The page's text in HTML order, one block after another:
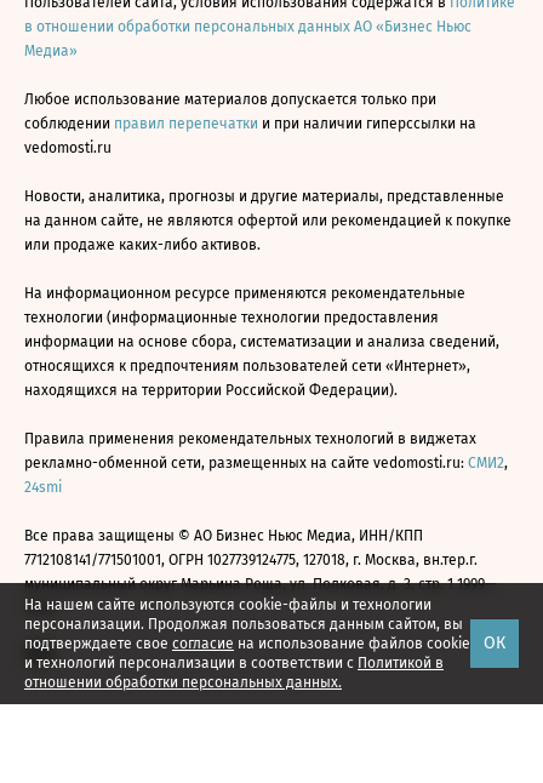
На нашем сайте используются cookie-файлы и технологии
персонализации. Продолжая пользоваться данным сайтом, вы
подтверждаете свое согласие на использование файлов cookie
и технологий персонализации в соответствии с Политикой в
отношении обработки персональных данных.
ОК
в отношении обработки персональных данных АО «Бизнес Ньюс
Медиа»
Любое использование материалов допускается только при
соблюдении правил перепечатки и при наличии гиперссылки на
vedomosti.ru
Новости, аналитика, прогнозы и другие материалы, представленные
на данном сайте, не являются офертой или рекомендацией к покупке
или продаже каких-либо активов.
На информационном ресурсе применяются рекомендательные
технологии (информационные технологии предоставления
информации на основе сбора, систематизации и анализа сведений,
относящихся к предпочтениям пользователей сети «Интернет»,
находящихся на территории Российской Федерации).
Правила применения рекомендательных технологий в виджетах
рекламно-обменной сети, размещенных на сайте vedomosti.ru: СМИ2,
24smi
Все права защищены © АО Бизнес Ньюс Медиа, ИНН/КПП
7712108141/771501001, ОГРН 1027739124775, 127018, г. Москва, вн.тер.г.
муниципальный округ Марьина Роща, ул. Полковая, д. 3, стр. 1 1999—
2026